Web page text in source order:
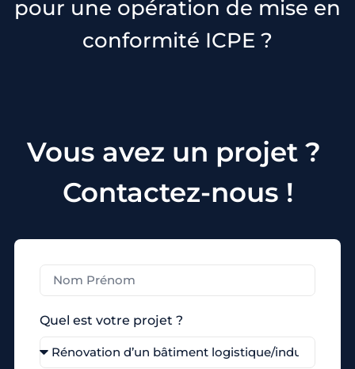
pour une opération de mise en
conformité ICPE ?
Vous avez un projet ?
Contactez-nous !
Quel est votre projet ?